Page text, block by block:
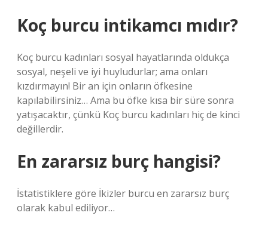
Koç burcu intikamcı mıdır?
Koç burcu kadınları sosyal hayatlarında oldukça
sosyal, neşeli ve iyi huyludurlar; ama onları
kızdırmayın! Bir an için onların öfkesine
kapılabilirsiniz… Ama bu öfke kısa bir süre sonra
yatışacaktır, çünkü Koç burcu kadınları hiç de kinci
değillerdir.
En zararsız burç hangisi?
İstatistiklere göre İkizler burcu en zararsız burç
olarak kabul ediliyor…